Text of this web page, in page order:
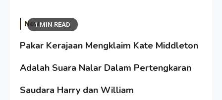
1 MIN READ
News
Pakar Kerajaan Mengklaim Kate Middleton
Adalah Suara Nalar Dalam Pertengkaran
Saudara Harry dan William